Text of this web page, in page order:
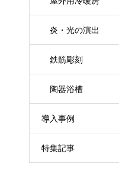
炎・光の演出
鉄筋彫刻
陶器浴槽
導入事例
特集記事